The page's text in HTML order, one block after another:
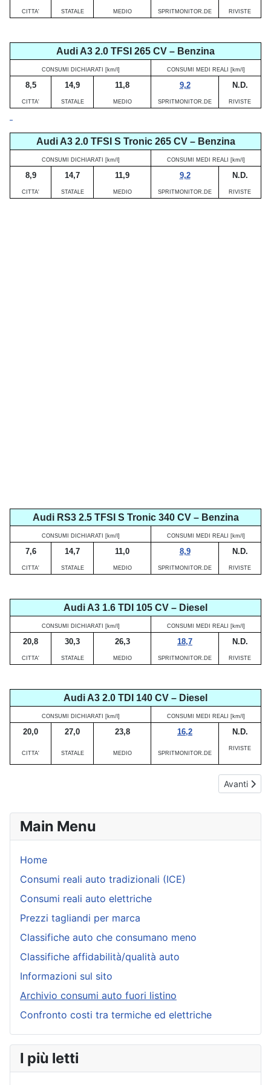
Main Menu
Home
Consumi reali auto tradizionali (ICE)
Consumi reali auto elettriche
Prezzi tagliandi per marca
Classifiche auto che consumano meno
Classifiche affidabilità/qualità auto
Informazioni sul sito
Archivio consumi auto fuori listino
Confronto costi tra termiche ed elettriche
I più letti
CITTA' STATALE MEDIO SPRITMONITOR.DE RIVISTE
Audi A3 2.0 TFSI 265 CV – Benzina
CONSUMI DICHIARATI [km/l] CONSUMI MEDI REALI [km/l]
8,5 14,9 11,8 9,2 N.D.
CITTA' STATALE MEDIO SPRITMONITOR.DE RIVISTE
Audi A3 2.0 TFSI S Tronic 265 CV – Benzina
CONSUMI DICHIARATI [km/l] CONSUMI MEDI REALI [km/l]
8,9 14,7 11,9 9,2 N.D.
CITTA' STATALE MEDIO SPRITMONITOR.DE RIVISTE
Audi RS3 2.5 TFSI S Tronic 340 CV – Benzina
CONSUMI DICHIARATI [km/l] CONSUMI MEDI REALI [km/l]
7,6 14,7 11,0 8,9 N.D.
CITTA' STATALE MEDIO SPRITMONITOR.DE RIVISTE
Audi A3 1.6 TDI 105 CV – Diesel
CONSUMI DICHIARATI [km/l] CONSUMI MEDI REALI [km/l]
20,8 30,3 26,3 18,7 N.D.
CITTA' STATALE MEDIO SPRITMONITOR.DE RIVISTE
Audi A3 2.0 TDI 140 CV – Diesel
CONSUMI DICHIARATI [km/l] CONSUMI MEDI REALI [km/l]
20,0 27,0 23,8 16,2 N.D.
CITTA' STATALE MEDIO SPRITMONITOR.DE
RIVISTE
Articolo
Avanti